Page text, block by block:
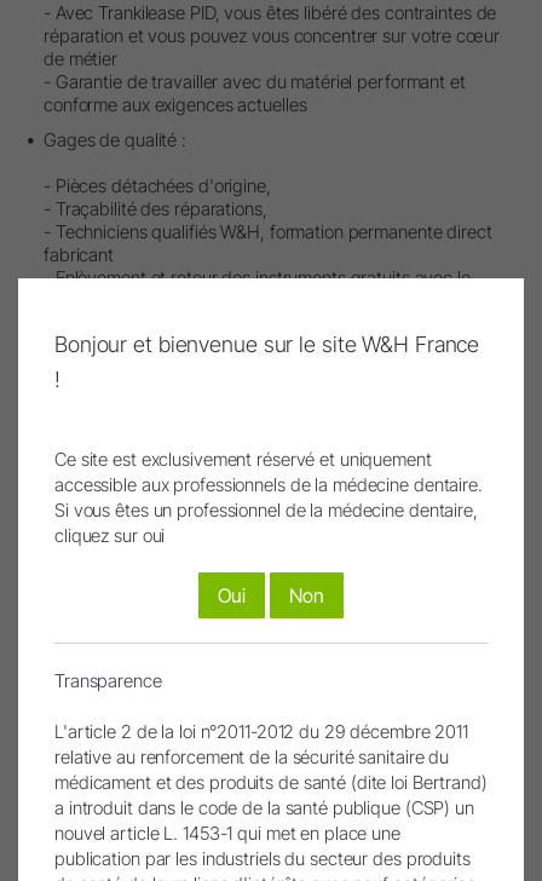
- Avec Trankilease PID, vous êtes libéré des contraintes de
réparation et vous pouvez vous concentrer sur votre cœur
de métier
- Garantie de travailler avec du matériel performant et
conforme aux exigences actuelles
Gages de qualité :
- Pièces détachées d'origine,
- Traçabilité des réparations,
- Techniciens qualifiés W&H, formation permanente direct
fabricant
- Enlèvement et retour des instruments gratuits avec le
Pour savoir si votre instrument peut bénéficier du contrat
Trankilease PID, renseignez le formulaire contact.
Les images et les vidéos ont été partiellement ou
entièrement créées ou modifiées à l’aide de
Imprimer page
Remonter
Bonjour et bienvenue sur le site W&H France
!
Ce site est exclusivement réservé et uniquement
accessible aux professionnels de la médecine dentaire.
Si vous êtes un professionnel de la médecine dentaire,
cliquez sur oui
Oui Non
Transparence
L'article 2 de la loi n°2011-2012 du 29 décembre 2011
relative au renforcement de la sécurité sanitaire du
médicament et des produits de santé (dite loi Bertrand)
a introduit dans le code de la santé publique (CSP) un
nouvel article L. 1453-1 qui met en place une
publication par les industriels du secteur des produits